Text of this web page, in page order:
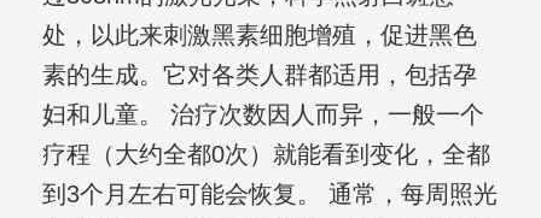
处，以此来刺激黑素细胞增殖，促进黑色
素的生成。它对各类人群都适用，包括孕
妇和儿童。 治疗次数因人而异，一般一个
疗程（大约全都0次）就能看到变化，全都
到3个月左右可能会恢复。 通常，每周照光